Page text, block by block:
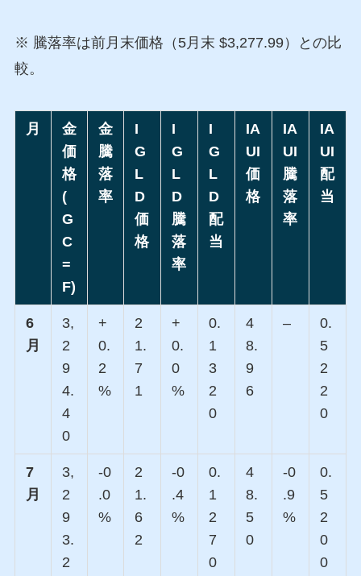
※ 騰落率は前月末価格（5月末 $3,277.99）との比
較。
月
金
価
格
(
G
C
=
F)
金
騰
落
率
I
G
L
D
価
格
I
G
L
D
騰
落
率
I
G
L
D
配
当
IA
UI
価
格
IA
UI
騰
落
率
IA
UI
配
当
6
月
3,
2
9
4.
4
0
+
0.
2
%
2
1.
7
1
+
0.
0
%
0.
1
3
2
0
4
8.
9
6
–
0.
5
2
2
0
7
月
3,
2
9
3.
2
-0
.0
%
2
1.
6
2
-0
.4
%
0.
1
2
7
0
4
8.
5
0
-0
.9
%
0.
5
2
0
0